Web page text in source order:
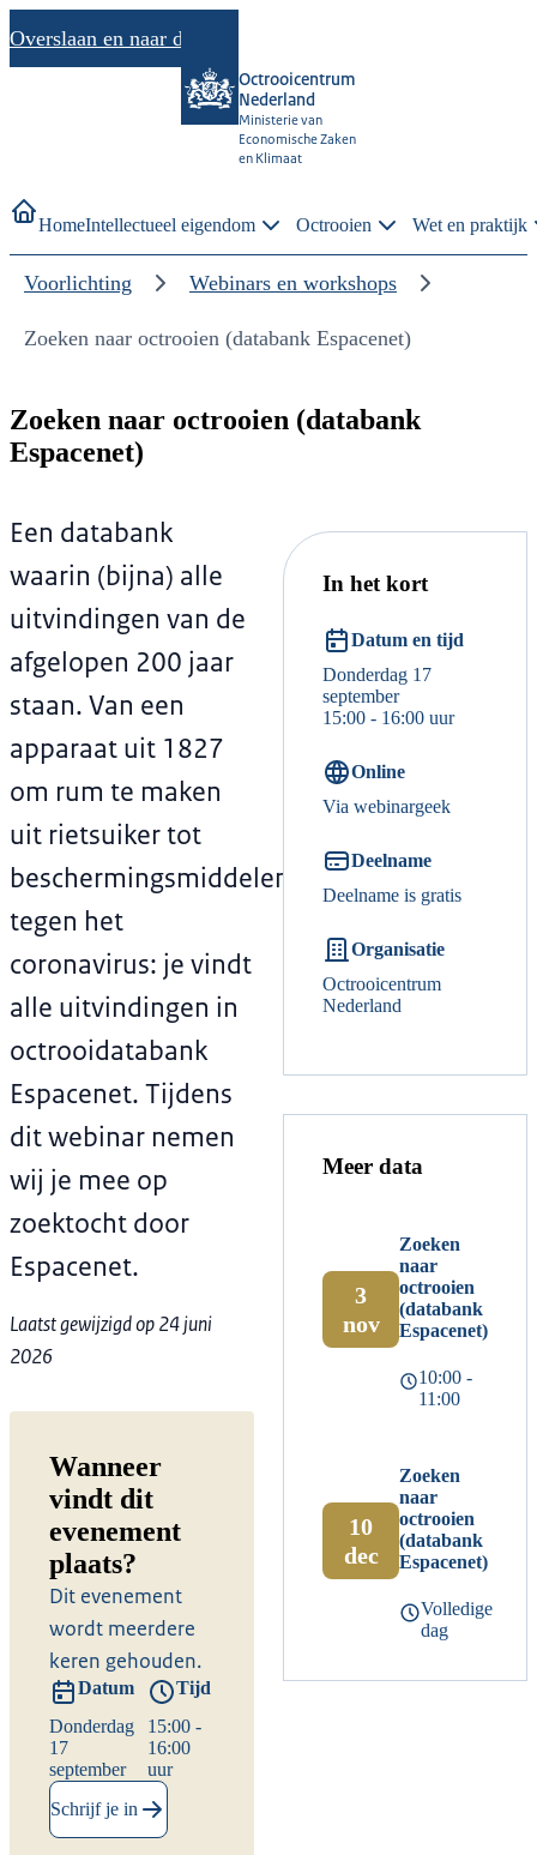
Overslaan en naar de inhoud gaan
Octrooicentrum
Nederland
Ministerie van
Economische Zaken
en Klimaat
HomeIntellectueel eigendom Octrooien Wet en praktijk
Voorlichting Webinars en workshops
Zoeken naar octrooien (databank Espacenet)
Zoeken naar octrooien (databank
Espacenet)
Een databank
waarin (bijna) alle
uitvindingen van de
afgelopen 200 jaar
staan. Van een
apparaat uit 1827
om rum te maken
uit rietsuiker tot
beschermingsmiddelen
tegen het
coronavirus: je vindt
alle uitvindingen in
octrooidatabank
Espacenet. Tijdens
dit webinar nemen
wij je mee op
zoektocht door
Espacenet.
Laatst gewijzigd op 24 juni
2026
Wanneer
vindt dit
evenement
plaats?
Dit evenement
wordt meerdere
keren gehouden.
Datum
Donderdag
17
september
Tijd
15:00 -
16:00
uur
Schrijf je in
In het kort
Datum en tijd
Donderdag 17
september
15:00 - 16:00 uur
Online
Via webinargeek
Deelname
Deelname is gratis
Organisatie
Octrooicentrum
Nederland
Meer data
3
nov
Zoeken
naar
octrooien
(databank
Espacenet)
10:00 -
11:00
10
dec
Zoeken
naar
octrooien
(databank
Espacenet)
Volledige
dag